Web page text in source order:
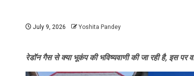
July 9, 2026 Yoshita Pandey
रेडॉन गैस से क्या भूकंप की भविष्यवाणी की जा रही है, इस पर